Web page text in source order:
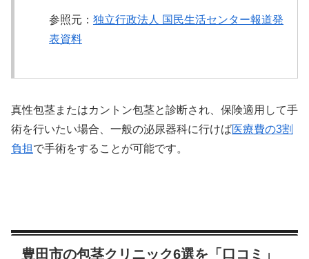
参照元： 独立行政法人 国民生活センター報道発
表資料
真性包茎またはカントン包茎と診断され、保険適用して手
術を行いたい場合、一般の泌尿器科に行けば医療費の3割
負担で手術をすることが可能です。
豊田市の包茎クリニック6選を「口コミ」